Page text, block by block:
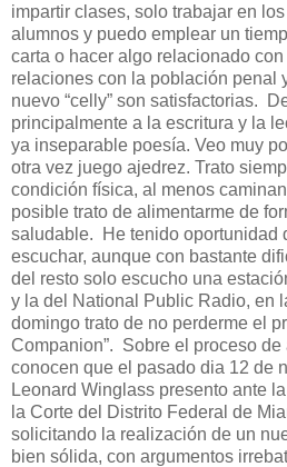
impartir clases, solo trabajar en
alumnos y puedo emplear un
carta o hacer algo relacionado
relaciones con la población penal
nuevo “celly” son satisfactorias.
principalmente a la escritura y la
ya inseparable poesía. Veo muy
otra vez juego ajedrez. Trato
condición física, al menos
posible trato de alimentarme de
saludable.
He tenido oportunidad
escuchar, aunque con bastante
del resto solo escucho una
y la del National Public Radio, en
domingo trato de no perderme el
Companion”. Sobre el proceso
conocen que el pasado dia 12 de
Leonard Winglass presento ante
la Corte del Distrito Federal de
solicitando la realización de un
bien sólida, con argumentos